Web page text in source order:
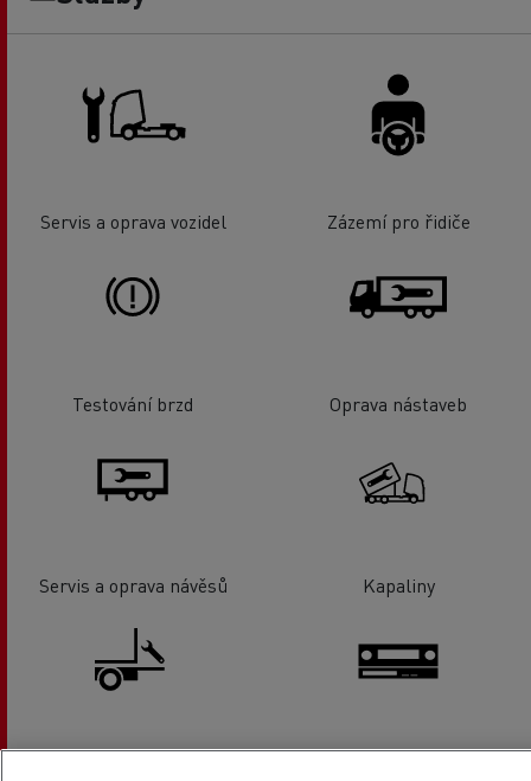
Servis a oprava vozidel Zázemí pro řidiče
Testování brzd Oprava nástaveb
Servis a oprava návěsů Kapaliny